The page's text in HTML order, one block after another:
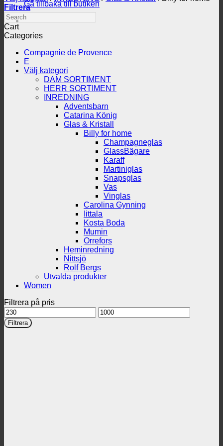
Gå tillbaka till butiken
Filtrera
Search
Cart
Categories
Compagnie de Provence
E
Välj kategori
DAM SORTIMENT
HERR SORTIMENT
INREDNING
Adventsbarn
Catarina König
Glas & Kristall
Billy for home
Champagneglas
GlassBägare
Karaff
Martiniglas
Snapsglas
Vas
Vinglas
Carolina Gynning
Iittala
Kosta Boda
Mumin
Orrefors
Heminredning
Nittsjö
Rolf Bergs
Utvalda produkter
Women
Filtrera på pris
Min
pris
Max
pris
Filtrera